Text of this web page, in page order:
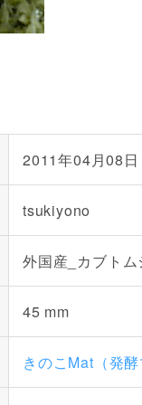
2011年04月08日
tsukiyono
外国産_カブトム
45 mm
きのこMat（発酵